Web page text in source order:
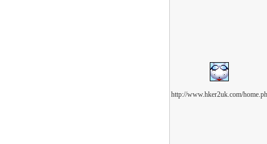
http://www.hker2uk.com/home.ph